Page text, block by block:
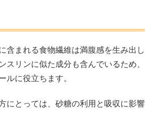
含まれる食物繊維は満腹感を生み出し
スリンに似た成分も含んでいるため、
ルに役立ちます。
にとっては、砂糖の利用と吸収に影響